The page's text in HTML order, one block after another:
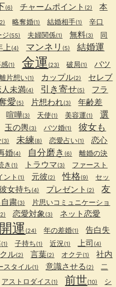
(6) チャームポイント (2)
本
略奪婚(1) 結婚相手(1) 辛口
ジ(55) 夫婦関係(1) 無料(3)
同
上 (4) マンネリ (5) 結婚運
(1) 金運 (23) 破局(1)
バツ
片想い(1) カップル(2)
セレブ
未満(4) 引き寄せ(5)
フラ
愛(5) 片想われ(3) 年齢差
喧嘩(3) 天使(1) 美容運(1)
選
玉の輿(3) バツ婚(1)
彼女も
(3) 未練(8) 恋愛占い(1) 恋心
婚(4) 自分磨き (6)
離婚の決
き (1) トラウマ(3)
ファースト
ント (1) 元彼(2) 性格(9)
セッ
女持ち (4) プレゼント (2)
友
粛(3)
片思いコミュニケーショ
恋愛対象 (3) ネット恋愛
開運 (24) 年の差婚(1)
告白失
(1) 子持ち(1) 近況 (1) 上司 (4)
ル(2) 言葉(2) オクテ(1)
社内
スタイル(1) 意識させる (2)
二
アストロダイス (1) 前世(10)
シ